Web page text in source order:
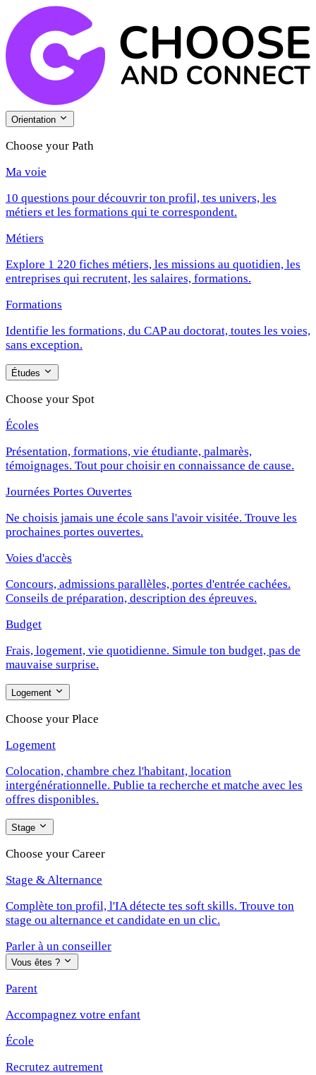
Orientation
Choose your Path
Ma voie
10 questions pour découvrir ton profil, tes univers, les
métiers et les formations qui te correspondent.
Métiers
Explore 1 220 fiches métiers, les missions au quotidien, les
entreprises qui recrutent, les salaires, formations.
Formations
Identifie les formations, du CAP au doctorat, toutes les voies,
sans exception.
Études
Choose your Spot
Écoles
Présentation, formations, vie étudiante, palmarès,
témoignages. Tout pour choisir en connaissance de cause.
Journées Portes Ouvertes
Ne choisis jamais une école sans l'avoir visitée. Trouve les
prochaines portes ouvertes.
Voies d'accès
Concours, admissions parallèles, portes d'entrée cachées.
Conseils de préparation, description des épreuves.
Budget
Frais, logement, vie quotidienne. Simule ton budget, pas de
mauvaise surprise.
Logement
Choose your Place
Logement
Colocation, chambre chez l'habitant, location
intergénérationnelle. Publie ta recherche et matche avec les
offres disponibles.
Stage
Choose your Career
Stage & Alternance
Complète ton profil, l'IA détecte tes soft skills. Trouve ton
stage ou alternance et candidate en un clic.
Parler à un conseiller
Vous êtes ?
Parent
Accompagnez votre enfant
École
Recrutez autrement